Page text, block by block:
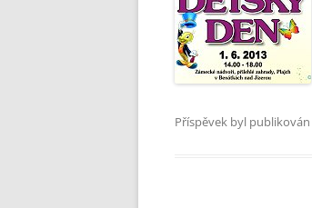
Příspěvek byl publikován